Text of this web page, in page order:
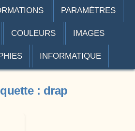
PARAMÈTRES
COULEURS IMAGES
INFORMATIQUE
: drap